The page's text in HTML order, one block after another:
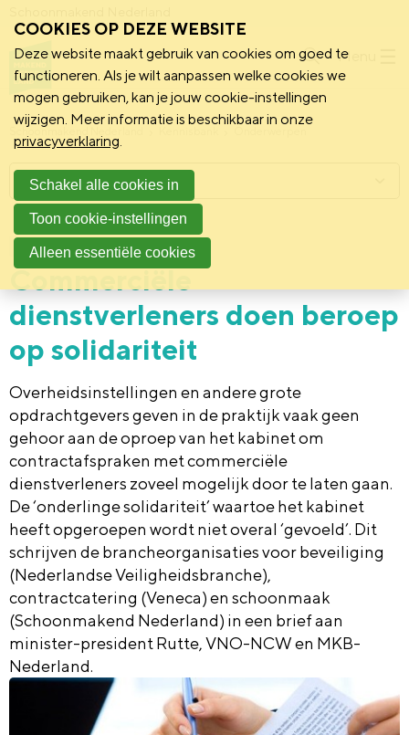
Menu
Schoonmakend Nederland
Persbericht 9 april 2020
Commerciële
dienstverleners doen beroep
op solidariteit
Overheidsinstellingen en andere grote
opdrachtgevers geven in de praktijk vaak geen
gehoor aan de oproep van het kabinet om
contractafspraken met commerciële
dienstverleners zoveel mogelijk door te laten gaan.
De ‘onderlinge solidariteit’ waartoe het kabinet
heeft opgeroepen wordt niet overal ‘gevoeld’. Dit
schrijven de brancheorganisaties voor beveiliging
(Nederlandse Veiligheidsbranche),
contractcatering (Veneca) en schoonmaak
(Schoonmakend Nederland) in een brief aan
minister-president Rutte, VNO-NCW en MKB-
Nederland.
Menu
COOKIES OP DEZE WEBSITE
Deze website maakt gebruik van cookies om goed te
functioneren. Als je wilt aanpassen welke cookies we
mogen gebruiken, kan je jouw cookie-instellingen
wijzigen. Meer informatie is beschikbaar in onze
privacyverklaring.
Schakel alle cookies in
Toon cookie-instellingen
Alleen essentiële cookies